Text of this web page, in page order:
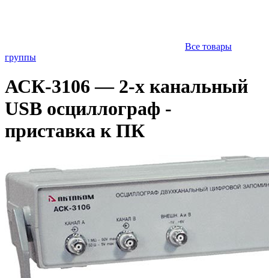
Все товары
группы
АСК-3106 — 2-х канальный
USB осциллограф -
приставка к ПК